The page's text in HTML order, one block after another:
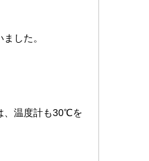
いました。
、温度計も30℃を